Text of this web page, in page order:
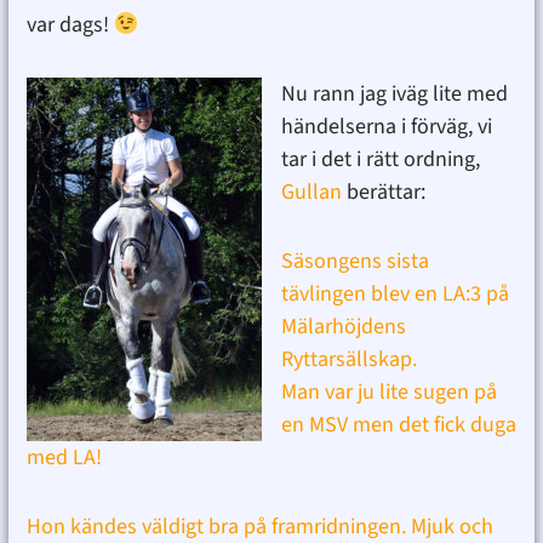
var dags!
Nu rann jag iväg lite med
händelserna i förväg, vi
tar i det i rätt ordning,
Gullan berättar:
Säsongens sista
tävlingen blev en LA:3 på
Mälarhöjdens
Ryttarsällskap.
Man var ju lite sugen på
en MSV men det fick duga
med LA!
Hon kändes väldigt bra på framridningen. Mjuk och